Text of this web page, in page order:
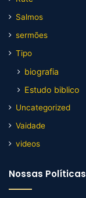
Salmos
sermões
Tipo
biografia
Estudo biblico
Uncategorized
Vaidade
videos
Nossas Políticas